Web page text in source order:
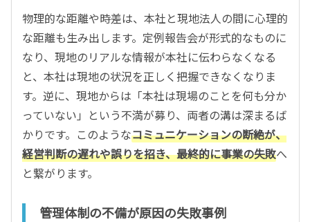
物理的な距離や時差は、本社と現地法人の間に心理的
な距離も生み出します。定例報告会が形式的なものに
なり、現地のリアルな情報が本社に伝わらなくなる
と、本社は現地の状況を正しく把握できなくなりま
す。逆に、現地からは「本社は現場のことを何も分か
っていない」という不満が募り、両者の溝は深まるば
かりです。このようなコミュニケーションの断絶が、
経営判断の遅れや誤りを招き、最終的に事業の失敗へ
と繋がります。
管理体制の不備が原因の失敗事例